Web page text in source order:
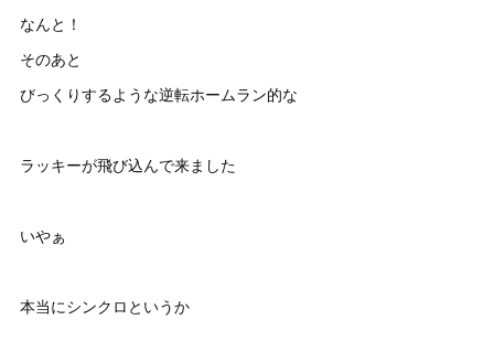
なんと！
そのあと
びっくりするような逆転ホームラン的な
ラッキーが飛び込んで来ました
いやぁ
本当にシンクロというか